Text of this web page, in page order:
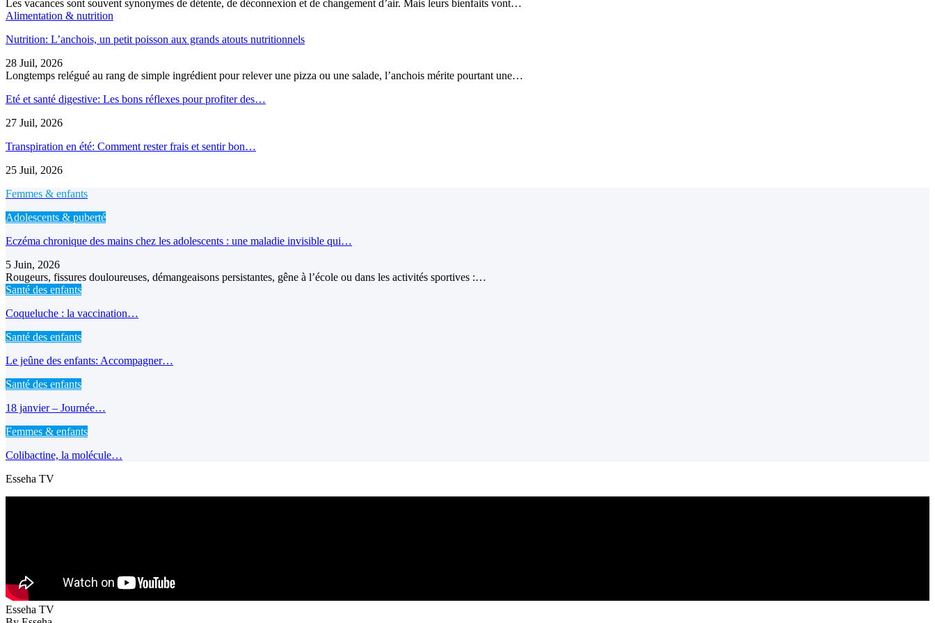
Les vacances sont souvent synonymes de détente, de déconnexion et de changement d’air. Mais leurs bienfaits vont…
Alimentation & nutrition
Nutrition: L’anchois, un petit poisson aux grands atouts nutritionnels
28 Juil, 2026
Longtemps relégué au rang de simple ingrédient pour relever une pizza ou une salade, l’anchois mérite pourtant une…
Eté et santé digestive: Les bons réflexes pour profiter des…
27 Juil, 2026
Transpiration en été: Comment rester frais et sentir bon…
25 Juil, 2026
Femmes & enfants
Adolescents & puberté
Eczéma chronique des mains chez les adolescents : une maladie invisible qui…
5 Juin, 2026
Rougeurs, fissures douloureuses, démangeaisons persistantes, gêne à l’école ou dans les activités sportives :…
Santé des enfants
Coqueluche : la vaccination…
Santé des enfants
Le jeûne des enfants: Accompagner…
Santé des enfants
18 janvier – Journée…
Femmes & enfants
Colibactine, la molécule…
Esseha TV
Esseha TV